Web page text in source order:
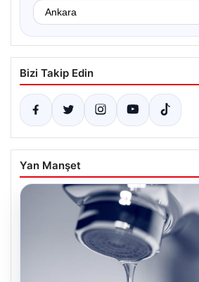
Bizi Takip Edin
Yan Manşet